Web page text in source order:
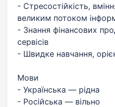
- Стресостійкість,
великим потоком
- Знання фінансових
сервісів
- Швидке навчання,
Мови
- Українська — рідна
- Російська — вільно